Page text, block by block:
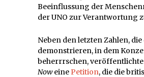
Beeinflussung der
der UNO zur Verantwortung
Neben den letzten Zahlen, die
demonstrieren, in dem
beherrrschen, veröffentlichte
NoweinePetition, die die